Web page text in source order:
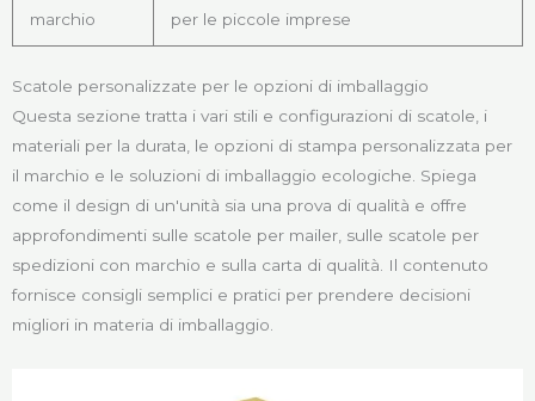
marchio
per le piccole imprese
Scatole personalizzate per le opzioni di imballaggio
Questa sezione tratta i vari stili e configurazioni di scatole, i
materiali per la durata, le opzioni di stampa personalizzata per
il marchio e le soluzioni di imballaggio ecologiche. Spiega
come il design di un'unità sia una prova di qualità e offre
approfondimenti sulle scatole per mailer, sulle scatole per
spedizioni con marchio e sulla carta di qualità. Il contenuto
fornisce consigli semplici e pratici per prendere decisioni
migliori in materia di imballaggio.